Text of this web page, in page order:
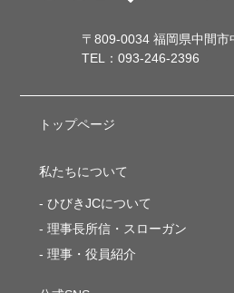
〒809-0034 福岡県中間市
TEL：093-246-2396
トップページ
私たちについて
ひびきJCについて
理事長所信・スローガン
理事・役員紹介